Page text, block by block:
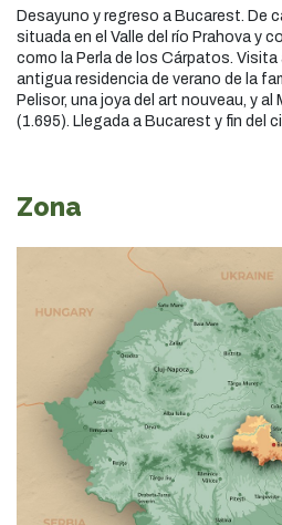
Desayuno y regreso a Bucarest. De
situada en el Valle del río Prahova y
como la Perla de los Cárpatos.
antigua residencia de verano de la
Pelisor, una joya del art nouveau, y
(1.695). Llegada a Bucarest y fin del
Zona